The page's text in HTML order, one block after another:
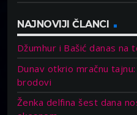
NAJNOVIJI ČLANCI
Džumhur i Bašić danas na
Dunav otkrio mračnu
brodovi
Ženka delfina šest dana